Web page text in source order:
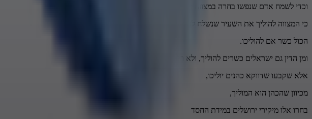
וכדי לשמח אדם שנפשו בחרה במצווה זו,
כי המצווה להוליך את השעיר שנשלח לעזאזל,
הכול כשר אם להוליכו.
ומן הדין גם ישראלים כשרים להוליך, ולא רק כהנים.
אלא שקבעו שדווקא כהנים יוליכו,
מכיוון שהכהן הוא המוליך,
בחרו אלו מיקירי ירושלים במידת החסד